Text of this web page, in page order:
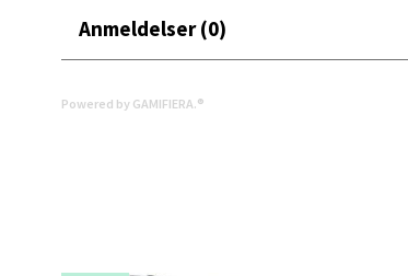
Anmeldelser (0)
Powered by GAMIFIERA.®